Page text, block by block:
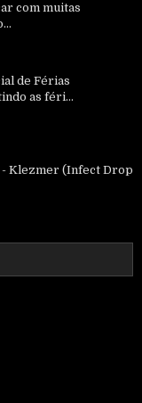
com muitas
de Férias
as féri...
- Klezmer (Infect Drop